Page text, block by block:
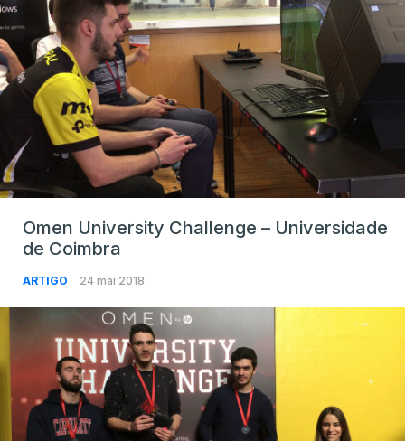
Omen University Challenge – Universidade
de Coimbra
ARTIGO 24 mai 2018